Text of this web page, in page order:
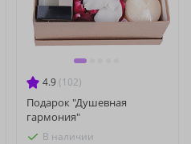
4.9 (102)
Подарок "Душевная
гармония"
В наличии